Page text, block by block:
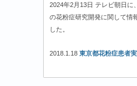
2024年2月13日 テレビ朝日に
の花粉症研究開発に関して情
した。
2018.1.18 東京都花粉症患者